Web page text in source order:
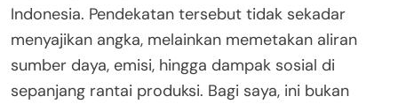
Indonesia. Pendekatan tersebut tidak sekadar
menyajikan angka, melainkan memetakan aliran
sumber daya, emisi, hingga dampak sosial di
sepanjang rantai produksi. Bagi saya, ini bukan